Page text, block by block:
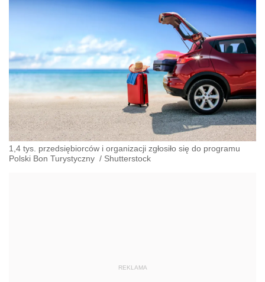
1,4 tys. przedsiębiorców i organizacji zgłosiło się do programu
Polski Bon Turystyczny / Shutterstock